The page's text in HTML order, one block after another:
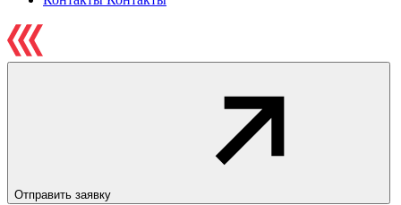
Отправить заявку